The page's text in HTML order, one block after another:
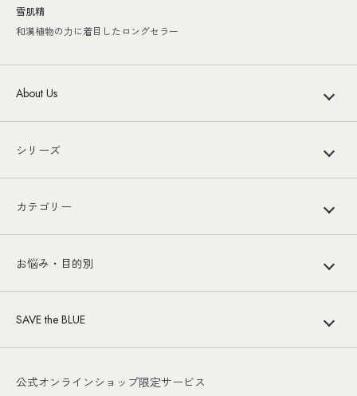
雪肌精
和漢植物の力に着目したロングセラー
About Us
シリーズ
カテゴリー
お悩み・目的別
SAVE the BLUE
公式オンラインショップ限定サービス